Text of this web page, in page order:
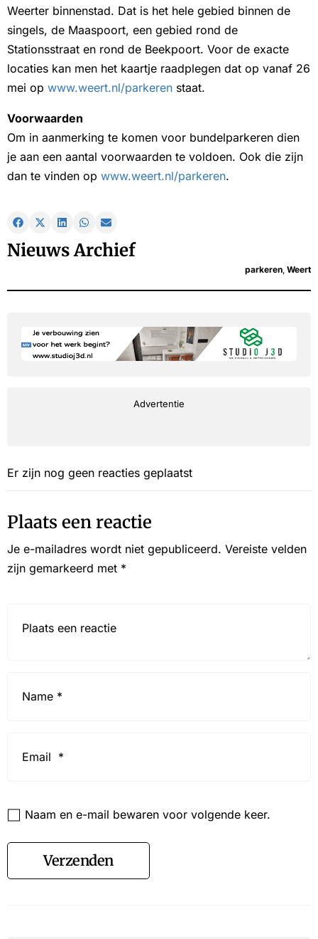
Weerter binnenstad. Dat is het hele gebied binnen de
singels, de Maaspoort, een gebied rond de
Stationsstraat en rond de Beekpoort. Voor de exacte
locaties kan men het kaartje raadplegen dat op vanaf 26
mei op www.weert.nl/parkeren staat.
Voorwaarden
Om in aanmerking te komen voor bundelparkeren dien
je aan een aantal voorwaarden te voldoen. Ook die zijn
dan te vinden op www.weert.nl/parkeren.
Nieuws Archief
parkeren, Weert
Advertentie
Er zijn nog geen reacties geplaatst
Plaats een reactie
Je e-mailadres wordt niet gepubliceerd. Vereiste velden
zijn gemarkeerd met *
Naam en e-mail bewaren voor volgende keer.
Verzenden